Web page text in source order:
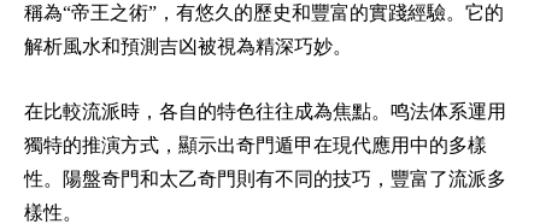
稱為“帝王之術”，有悠久的歷史和豐富的實踐經驗。它的
解析風水和預測吉凶被視為精深巧妙。
在比較流派時，各自的特色往往成為焦點。鸣法体系運用
獨特的推演方式，顯示出奇門遁甲在現代應用中的多樣
性。陽盤奇門和太乙奇門則有不同的技巧，豐富了流派多
樣性。